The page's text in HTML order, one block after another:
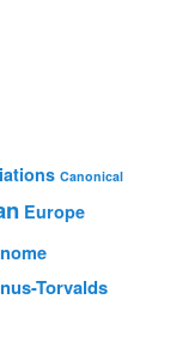
Canonical
Europe
Torvalds